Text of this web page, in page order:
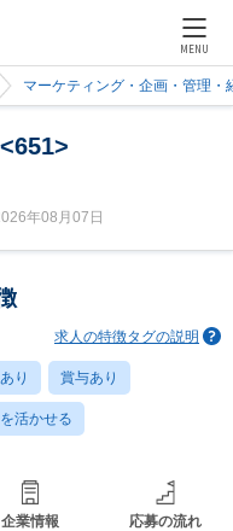
MENU
マーケティング・企画・管理・
年08月07日
求人の特徴タグの説明
り 賞与あり
活かせる
企業情報 応募の流れ